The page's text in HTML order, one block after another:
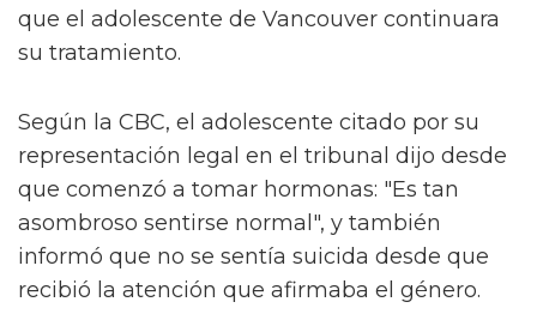
que el adolescente de Vancouver continuara
su tratamiento.
Según la CBC, el adolescente citado por su
representación legal en el tribunal dijo desde
que comenzó a tomar hormonas: "Es tan
asombroso sentirse normal", y también
informó que no se sentía suicida desde que
recibió la atención que afirmaba el género.